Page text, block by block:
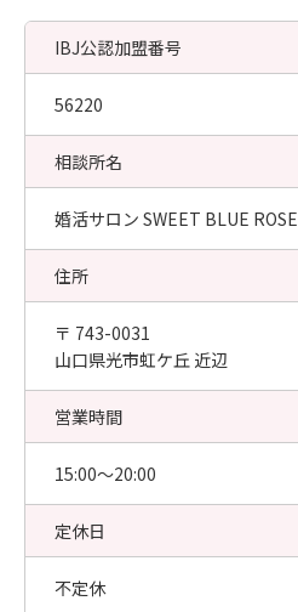
IBJ公認加盟番号
56220
相談所名
婚活サロン SWEET BLUE ROSE
住所
〒 743-0031
山口県光市虹ケ丘 近辺
営業時間
15:00〜20:00
定休日
不定休